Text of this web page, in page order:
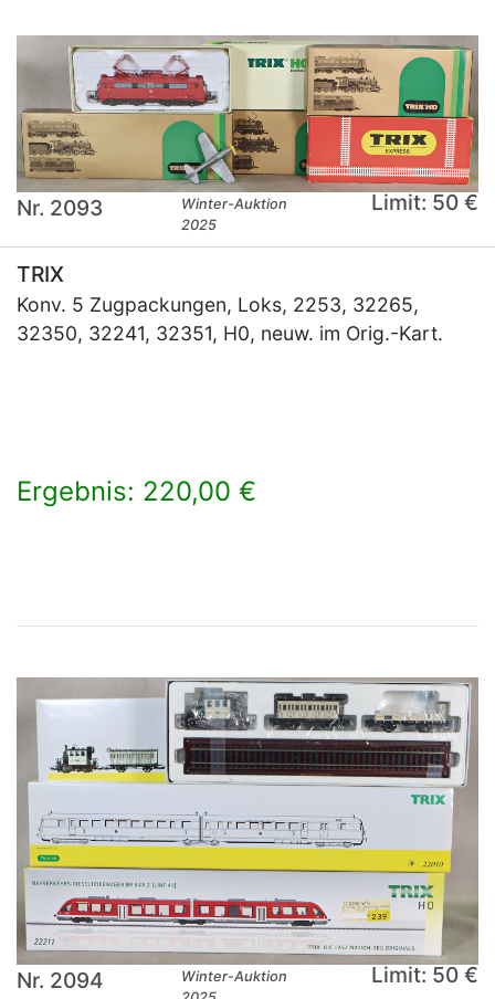
Nr. 2093
Winter-Auktion
2025
Limit: 50 €
TRIX
Konv. 5 Zugpackungen, Loks, 2253, 32265,
32350, 32241, 32351, H0, neuw. im Orig.-Kart.
Ergebnis: 220,00 €
Nr. 2094
Winter-Auktion
Limit: 50 €